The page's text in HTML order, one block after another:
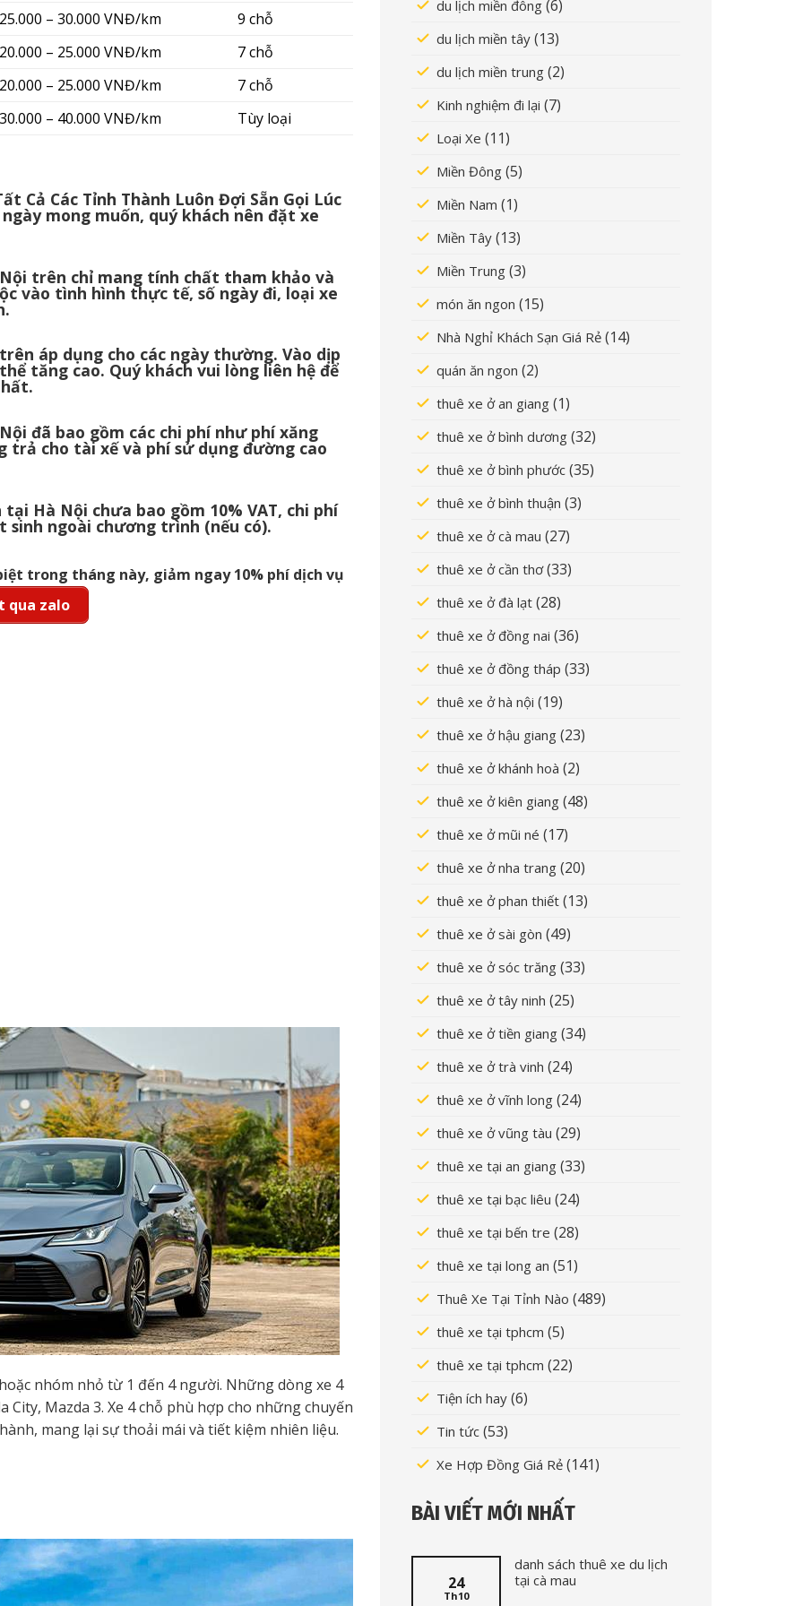
25.000 – 30.000 VNĐ/km
9 chỗ
20.000 – 25.000 VNĐ/km
7 chỗ
20.000 – 25.000 VNĐ/km
7 chỗ
30.000 – 40.000 VNĐ/km
Tùy loại
Cả Các Tỉnh Thành Luôn Đợi Sẵn Gọi Lúc
mong muốn, quý khách nên đặt xe
trên chỉ mang tính chất tham khảo và
vào tình hình thực tế, số ngày đi, loại xe
áp dụng cho các ngày thường. Vào dịp
tăng cao. Quý khách vui lòng liên hệ để
đã bao gồm các chi phí như phí xăng
trả cho tài xế và phí sử dụng đường cao
Hà Nội chưa bao gồm 10% VAT, chi phí
sinh ngoài chương trình (nếu có).
trong tháng này, giảm ngay 10% phí dịch vụ
qua zalo
nhóm nhỏ từ 1 đến 4 người. Những dòng xe 4
Mazda 3. Xe 4 chỗ phù hợp cho những chuyến
mang lại sự thoải mái và tiết kiệm nhiên liệu.
du lịch miền đông (6)
du lịch miền tây (13)
du lịch miền trung (2)
Kinh nghiệm đi lại (7)
Loại Xe (11)
Miền Đông (5)
Miền Nam (1)
Miền Tây (13)
Miền Trung (3)
món ăn ngon (15)
Nhà Nghỉ Khách Sạn Giá Rẻ (14)
quán ăn ngon (2)
thuê xe ở an giang (1)
thuê xe ở bình dương (32)
thuê xe ở bình phước (35)
thuê xe ở bình thuận (3)
thuê xe ở cà mau (27)
thuê xe ở cần thơ(33)
thuê xe ở đà lạt (28)
thuê xe ở đồng nai (36)
thuê xe ở đồng tháp (33)
thuê xe ở hà nội (19)
thuê xe ở hậu giang (23)
thuê xe ở khánh hoà (2)
thuê xe ở kiên giang (48)
thuê xe ở mũi né (17)
thuê xe ở nha trang (20)
thuê xe ở phan thiết (13)
thuê xe ở sài gòn (49)
thuê xe ở sóc trăng (33)
thuê xe ở tây ninh (25)
thuê xe ở tiền giang (34)
thuê xe ở trà vinh (24)
thuê xe ở vĩnh long (24)
thuê xe ở vũng tàu (29)
thuê xe tại an giang (33)
thuê xe tại bạc liêu (24)
thuê xe tại bến tre (28)
thuê xe tại long an (51)
Thuê Xe Tại Tỉnh Nào (489)
thuê xe tại tphcm (5)
thuê xe tại tphcm (22)
Tiện ích hay (6)
Tin tức (53)
Xe Hợp Đồng Giá Rẻ (141)
BÀI VIẾT MỚI NHẤT
24
Th10
danh sách thuê xe du lịch
tại cà mau